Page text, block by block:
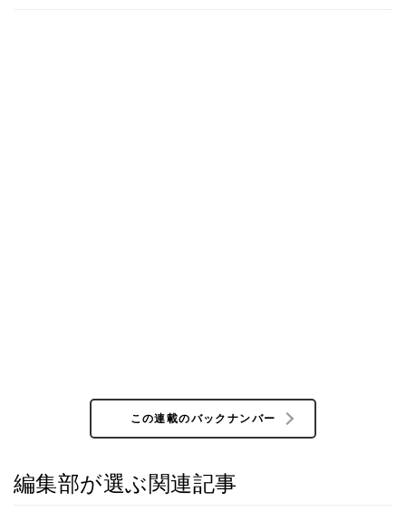
この連載のバックナンバー
編集部が選ぶ関連記事